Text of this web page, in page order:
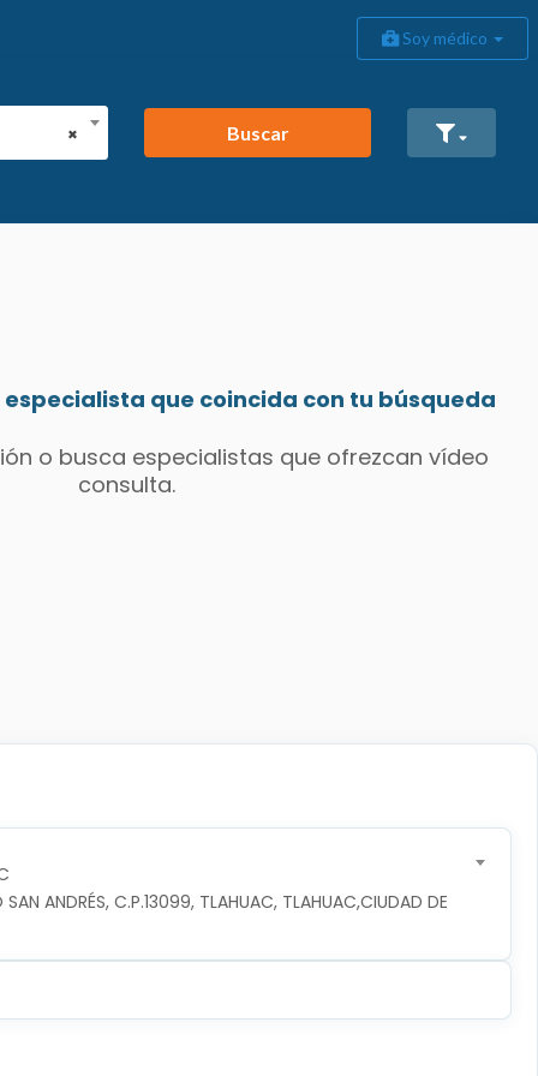
Soy médico
× Buscar
que coincida con tu búsqueda
o busca especialistas que ofrezcan vídeo
consulta.
ANDRÉS, C.P.13099, TLAHUAC, TLAHUAC,CIUDAD DE